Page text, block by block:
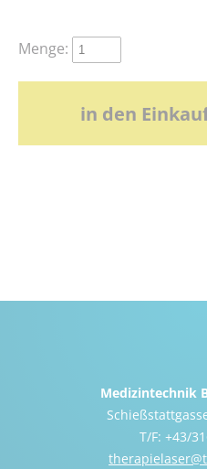
Datenschutz
Menge:
in den
Medizintechnik
T/F: +43/